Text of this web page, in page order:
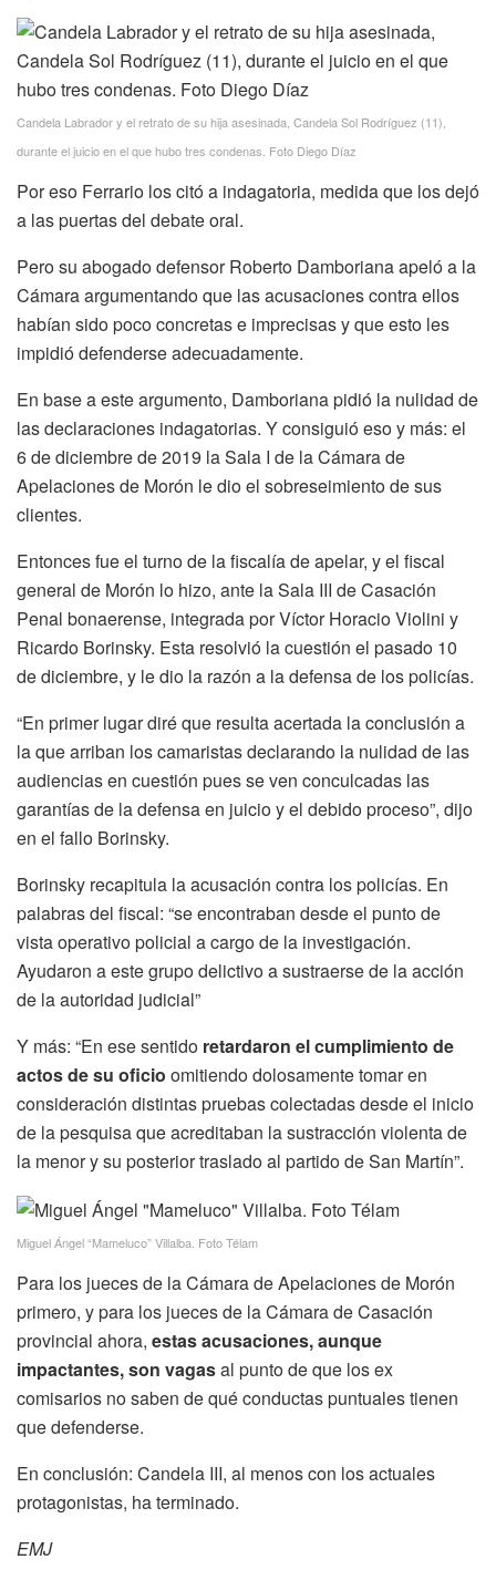
Candela Labrador y el retrato de su hija asesinada, Candela Sol Rodríguez (11),
durante el juicio en el que hubo tres condenas. Foto Diego Díaz
Por eso Ferrario los citó a indagatoria, medida que los dejó
a las puertas del debate oral.
Pero su abogado defensor Roberto Damboriana apeló a la
Cámara argumentando que las acusaciones contra ellos
habían sido poco concretas e imprecisas y que esto les
impidió defenderse adecuadamente.
En base a este argumento, Damboriana pidió la nulidad de
las declaraciones indagatorias. Y consiguió eso y más: el
6 de diciembre de 2019 la Sala I de la Cámara de
Apelaciones de Morón le dio el sobreseimiento de sus
clientes.
Entonces fue el turno de la fiscalía de apelar, y el fiscal
general de Morón lo hizo, ante la Sala III de Casación
Penal bonaerense, integrada por Víctor Horacio Violini y
Ricardo Borinsky. Esta resolvió la cuestión el pasado 10
de diciembre, y le dio la razón a la defensa de los policías.
“En primer lugar diré que resulta acertada la conclusión a
la que arriban los camaristas declarando la nulidad de las
audiencias en cuestión pues se ven conculcadas las
garantías de la defensa en juicio y el debido proceso”, dijo
en el fallo Borinsky.
Borinsky recapitula la acusación contra los policías. En
palabras del fiscal: “se encontraban desde el punto de
vista operativo policial a cargo de la investigación.
Ayudaron a este grupo delictivo a sustraerse de la acción
de la autoridad judicial”
Y más: “En ese sentido retardaron el cumplimiento de
actos de su oficio omitiendo dolosamente tomar en
consideración distintas pruebas colectadas desde el inicio
de la pesquisa que acreditaban la sustracción violenta de
la menor y su posterior traslado al partido de San Martín”.
Miguel Ángel “Mameluco” Villalba. Foto Télam
Para los jueces de la Cámara de Apelaciones de Morón
primero, y para los jueces de la Cámara de Casación
provincial ahora, estas acusaciones, aunque
impactantes, son vagasal punto de que los ex
comisarios no saben de qué conductas puntuales tienen
que defenderse.
En conclusión: Candela III, al menos con los actuales
protagonistas, ha terminado.
EMJ